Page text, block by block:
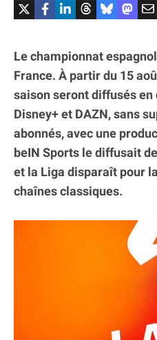
Le championnat
France. À partir du 15
saison seront diffusés
Disney+ et DAZN, sans
abonnés, avec une
beIN Sports le diffusait
et la Liga disparaît pour
chaînes classiques.